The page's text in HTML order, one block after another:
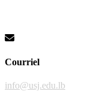
Courriel
info@usj.edu.lb